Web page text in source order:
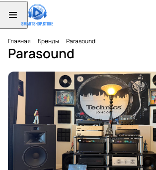
Главная Бренды Parasound
Parasound